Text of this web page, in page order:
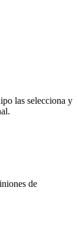
las selecciona y
de